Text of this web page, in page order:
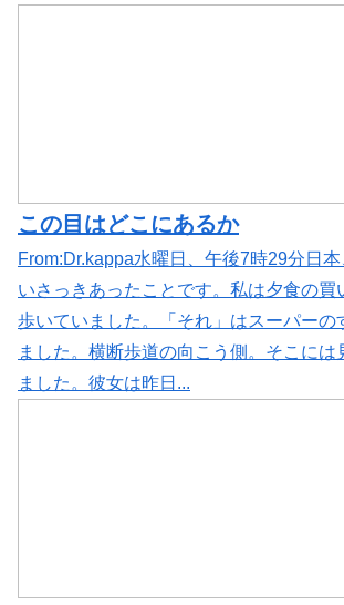
この目はどこにあるか
From:Dr.kappa水曜日、午後7時29分日
いさっきあったことです。私は夕食の買
歩いていました。「それ」はスーパーの
ました。横断歩道の向こう側。そこには
ました。彼女は昨日...